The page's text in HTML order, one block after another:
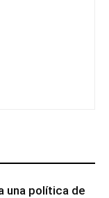
una política de